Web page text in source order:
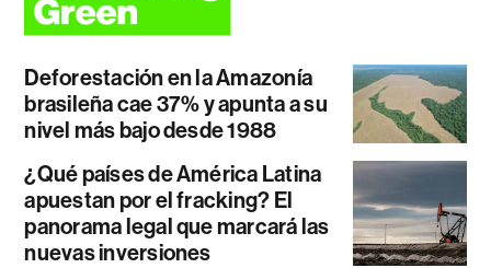
Deforestación en la Amazonía
brasileña cae 37% y apunta a su
nivel más bajo desde 1988
¿Qué países de América Latina
apuestan por el fracking? El
panorama legal que marcará las
nuevas inversiones